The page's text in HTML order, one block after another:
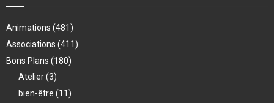
Animations (481)
Associations (411)
Bons Plans (180)
Atelier(3)
bien-être (11)